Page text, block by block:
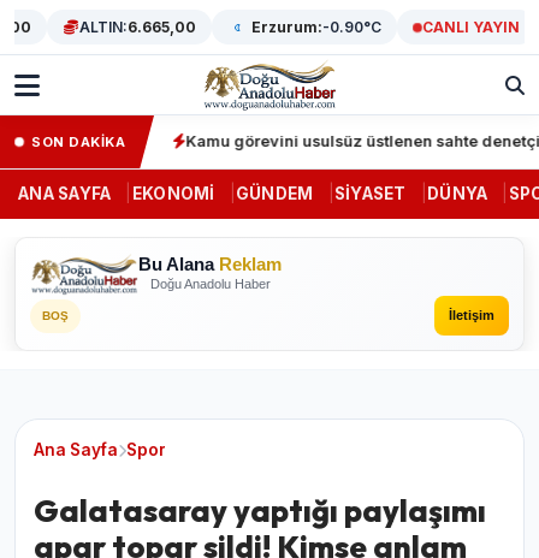
ALTIN:6.665,00 Erzurum:-0.90°C CANLI YAYIN
SON DAKİKA
64 gözaltı Kamu görevini usulsüz üstlenen sahte denetçilere
ANA SAYFA EKONOMI GÜNDEM SIYASET DÜNYA
Bu Alana Reklam
Doğu Anadolu Haber
BOŞ İletişim
Ana Sayfa Spor
Galatasaray yaptığı paylaşımı
apar topar sildi! Kimse anlam